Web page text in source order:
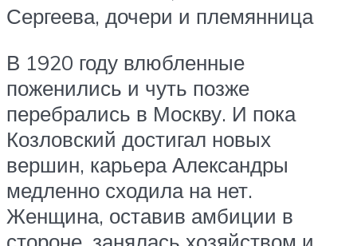
Сергеева, дочери и племянница
В 1920 году влюбленные
поженились и чуть позже
перебрались в Москву. И пока
Козловский достигал новых
вершин, карьера Александры
медленно сходила на нет.
Женщина, оставив амбиции в